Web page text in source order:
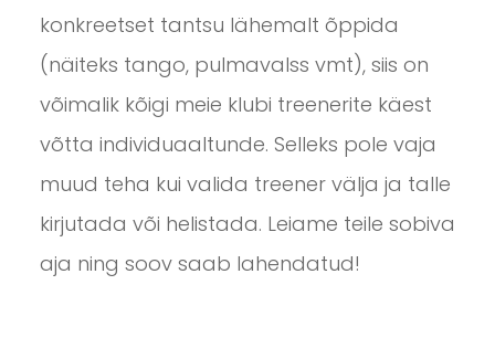
konkreetset tantsu lähemalt õppida
(näiteks tango, pulmavalss vmt), siis on
võimalik kõigi meie klubi treenerite käest
võtta individuaaltunde. Selleks pole vaja
muud teha kui valida treener välja ja talle
kirjutada või helistada. Leiame teile sobiva
aja ning soov saab lahendatud!